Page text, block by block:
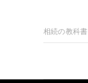
相続の教科書